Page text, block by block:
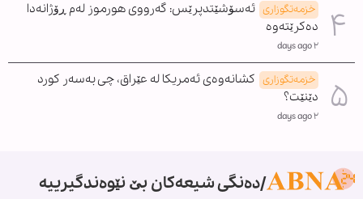
خزمەتگوزاری ئەسۆشێتدپرێس: گەرووی هورموز لەم ڕۆژانەدا
دەکرێتەوە
٢ days ago
خزمەتگوزاری کشانەوەی ئەمریکا لە عێراق، چی بەسەر کورد
دێنێت؟
٢ days ago
دەنگی شیعەکان بێ نێوەندگیرییە